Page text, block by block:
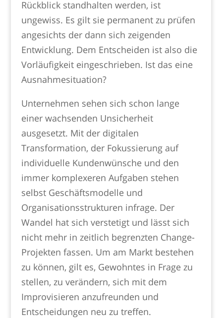
Rückblick standhalten werden, ist
ungewiss. Es gilt sie permanent zu prüfen
angesichts der dann sich zeigenden
Entwicklung. Dem Entscheiden ist also die
Vorläufigkeit eingeschrieben. Ist das eine
Ausnahmesituation?
Unternehmen sehen sich schon lange
einer wachsenden Unsicherheit
ausgesetzt. Mit der digitalen
Transformation, der Fokussierung auf
individuelle Kundenwünsche und den
immer komplexeren Aufgaben stehen
selbst Geschäftsmodelle und
Organisationsstrukturen infrage. Der
Wandel hat sich verstetigt und lässt sich
nicht mehr in zeitlich begrenzten Change-
Projekten fassen. Um am Markt bestehen
zu können, gilt es, Gewohntes in Frage zu
stellen, zu verändern, sich mit dem
Improvisieren anzufreunden und
Entscheidungen neu zu treffen.